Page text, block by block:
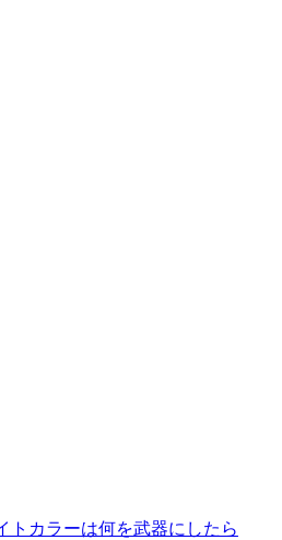
トカラーは何を武器にしたら